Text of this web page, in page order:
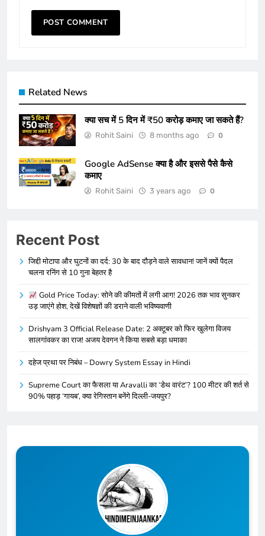
Related News
क्या सच में 5 दिन में ₹50 करोड़ कमाए जा सकते हैं?
Rohit Saini 8 months ago 0
Google AdSense क्या है और इससे पैसे कैसे
कमाए
Rohit Saini 3 years ago 0
Recent Post
जिद्दी मोटापा और घुटनों का दर्द: 30 के बाद दौड़ने वाले सावधान! जानें क्यों पैदल
चलना रनिंग से 10 गुना बेहतर है
Gold Price Today: सोने की कीमतों में लगी आग! 2026 तक भाव सुनकर
उड़ जाएंगे होश, देखें विशेषज्ञों की डराने वाली भविष्यवाणी
Drishyam 3 Official Release Date: 2 अक्टूबर को फिर खुलेगा विजय
सालगांवकर का राज! अजय देवगन ने किया सबसे बड़ा धमाका
दहेज प्रथा पर निबंध – Dowry System Essay in Hindi
Supreme Court का फैसला या Aravalli का ‘डेथ वारंट’? 100 मीटर की शर्त से
90% पहाड़ ‘गायब’, क्या रेगिस्तान बनेंगे दिल्ली-जयपुर?